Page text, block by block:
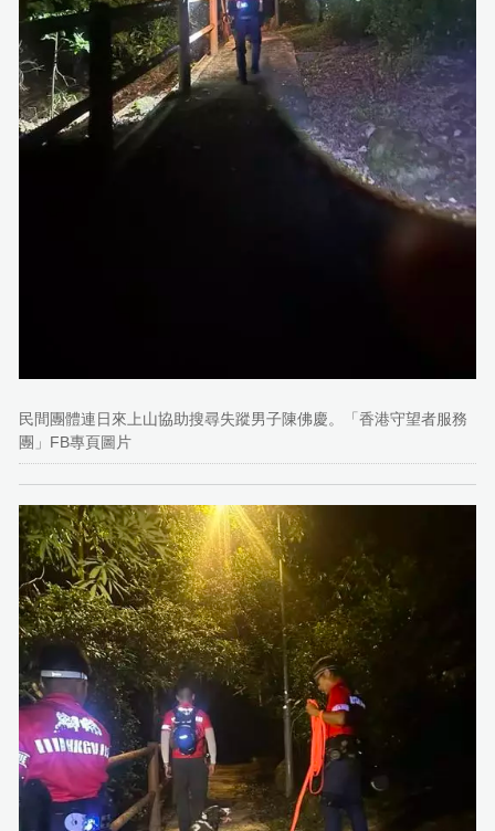
民間團體連日來上山協助搜尋失蹤男子陳佛慶。「香港守望者服務
團」FB專頁圖片